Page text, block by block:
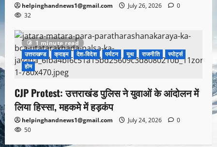
helpinghandnews1@gmail.com July 26, 2026
0
32
1 minute read
उत्तराखण्ड
क्राइम देश-विदेश पर्यटन यूथ राजनीति
स्पोर्ट्स
होम
CJP Protest: उत्तराखंड पुलिस ने युवाओं के आंदोलन में
लिया हिस्सा, महकमे में हड़कंप
helpinghandnews1@gmail.com July 24, 2026
0
50